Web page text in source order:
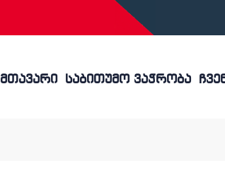
მთავარი საბითუმო ვაჭრობა